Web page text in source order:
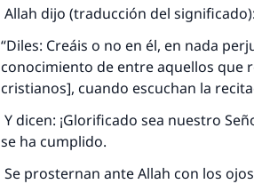
Allah dijo (traducción del significado):
“Diles: Creáis o no en él, en nada
conocimiento de entre aquellos que
cristianos], cuando escuchan la
Y dicen: ¡Glorificado sea nuestro
se ha cumplido.
Se prosternan ante Allah con los